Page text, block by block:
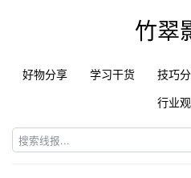
竹翠
好物分享 学习干货 技巧
行业